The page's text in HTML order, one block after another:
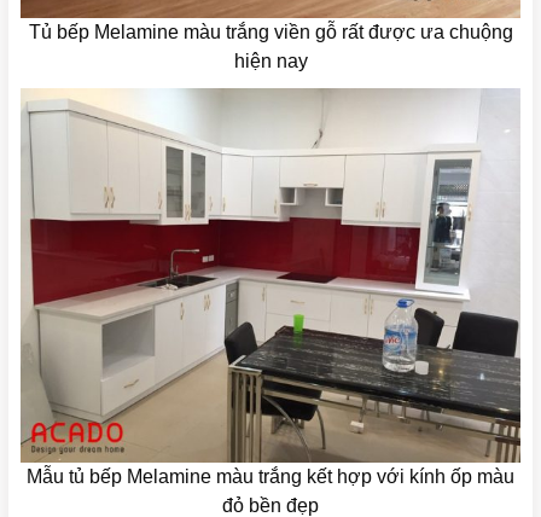
Tủ bếp Melamine màu trắng viền gỗ rất được ưa chuộng
hiện nay
Mẫu tủ bếp Melamine màu trắng kết hợp với kính ốp màu
đỏ bền đẹp